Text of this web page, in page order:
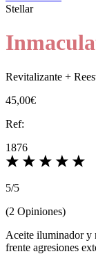
Stellar
Revitalizante +
45,00€
Ref:
1876
5/5
(2 Opiniones)
Aceite iluminador y
frente agresiones